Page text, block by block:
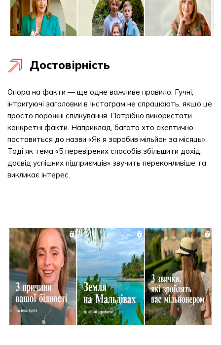
Достовірність
Опора на факти — ще одне важливе правило. Гучні,
інтригуючі заголовки в Інстаграм не спрацюють, якщо це
просто порожні спілкування. Потрібно використати
конкретні факти. Наприклад, багато хто скептично
поставиться до назви «Як я заробив мільйон за місяць».
Тоді як тема «5 перевірених способів збільшити дохід:
досвід успішних підприємців» звучить переконливіше та
викликає інтерес.